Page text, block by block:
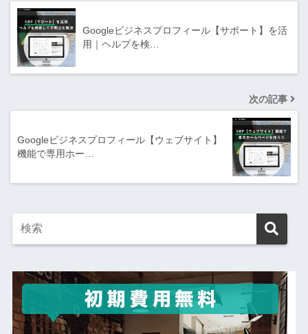
Googleビジネスプロフィール【サポート】を活
用｜ヘルプを検…
次の記事
Googleビジネスプロフィール【ウェブサイト】
機能で専用ホー…